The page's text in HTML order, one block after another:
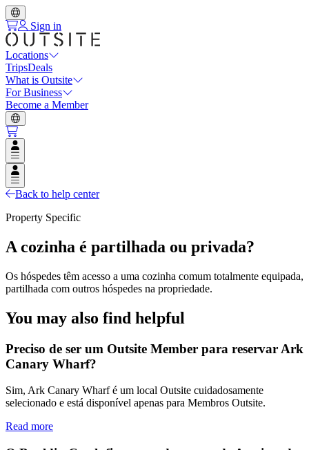
Sign in
Locations
TripsDeals
What is Outsite
For Business
Become a Member
Open user menu
Open user menu
Back to help center
Property Specific
A cozinha é partilhada ou privada?
Os hóspedes têm acesso a uma cozinha comum totalmente equipada,
partilhada com outros hóspedes na propriedade.
You may also find helpful
Preciso de ser um Outsite Member para reservar Ark
Canary Wharf?
Sim, Ark Canary Wharf é um local Outsite cuidadosamente
selecionado e está disponível apenas para Membros Outsite.
Read more